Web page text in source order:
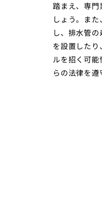
踏まえ、専
しょう。ま
し、排水管
を設置した
ルを招く可
らの法律を遵